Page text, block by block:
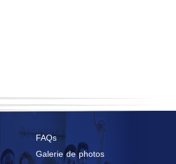
FAQs
Galerie de photos